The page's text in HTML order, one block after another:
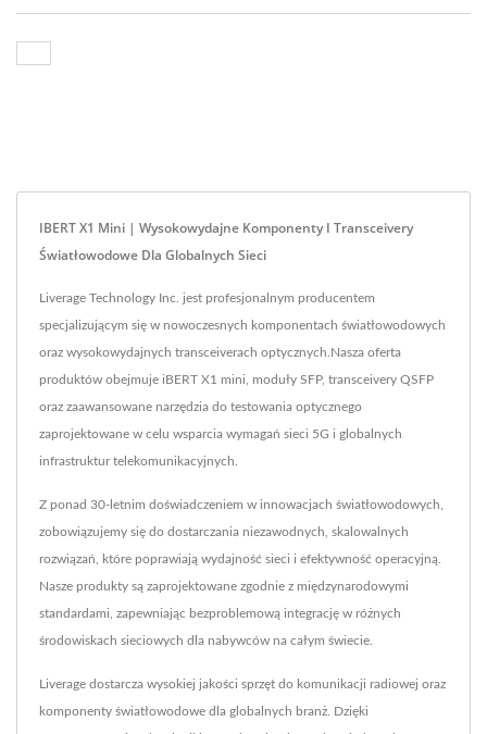
IBERT X1 Mini | Wysokowydajne Komponenty I Transceivery
Światłowodowe Dla Globalnych Sieci
Liverage Technology Inc. jest profesjonalnym producentem
specjalizującym się w nowoczesnych komponentach światłowodowych
oraz wysokowydajnych transceiverach optycznych.Nasza oferta
produktów obejmuje iBERT X1 mini, moduły SFP, transceivery QSFP
oraz zaawansowane narzędzia do testowania optycznego
zaprojektowane w celu wsparcia wymagań sieci 5G i globalnych
infrastruktur telekomunikacyjnych.
Z ponad 30-letnim doświadczeniem w innowacjach światłowodowych,
zobowiązujemy się do dostarczania niezawodnych, skalowalnych
rozwiązań, które poprawiają wydajność sieci i efektywność operacyjną.
Nasze produkty są zaprojektowane zgodnie z międzynarodowymi
standardami, zapewniając bezproblemową integrację w różnych
środowiskach sieciowych dla nabywców na całym świecie.
Liverage dostarcza wysokiej jakości sprzęt do komunikacji radiowej oraz
komponenty światłowodowe dla globalnych branż. Dzięki